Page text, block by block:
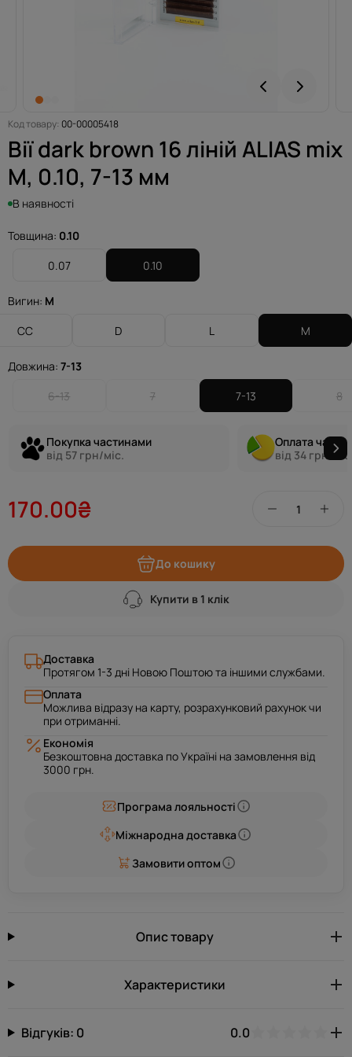
Код товару: 00-00005418
Вії dark brown 16 ліній ALIAS mix
M, 0.10, 7-13 мм
В наявності
Товщина: 0.10
0.07
0.10
Вигин: M
CC
D L M
Довжина: 7-13
6-13
7 7-13 8
Покупка частинами
від 57 грн/міс.
Оплата
від 34 грн/
170.00₴
До кошику
Купити в 1 клік
Доставка
Протягом 1-3 дні Новою Поштою та іншими службами.
Оплата
Можлива відразу на карту, розрахунковий рахунок чи
при отриманні.
Економія
Безкоштовна доставка по Україні на замовлення від
3000 грн.
Програма лояльності
Міжнародна доставка
Замовити оптом
Опис товару
Характеристики
Відгуків: 0 0.0